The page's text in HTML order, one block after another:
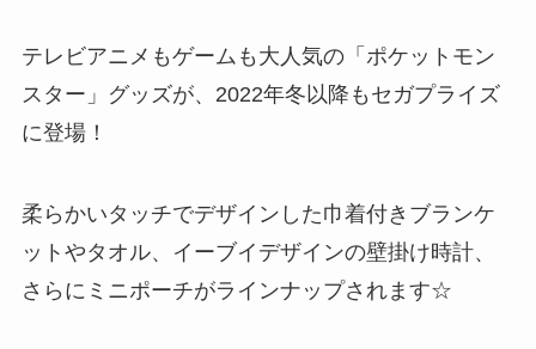
テレビアニメもゲームも大人気の「ポケットモン
スター」グッズが、2022年冬以降もセガプライズ
に登場！
柔らかいタッチでデザインした巾着付きブランケ
ットやタオル、イーブイデザインの壁掛け時計、
さらにミニポーチがラインナップされます☆